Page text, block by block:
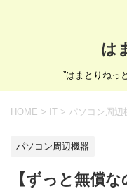
は
”はまとりねっ
HOME > IT > パソコン周辺
パソコン周辺機器
【ずっと無償